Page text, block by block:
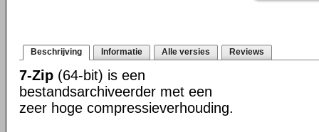
Beschrijving Informatie Alle versies Reviews
7-Zip (64-bit) is een
bestandsarchiveerder met een
zeer hoge compressieverhouding.